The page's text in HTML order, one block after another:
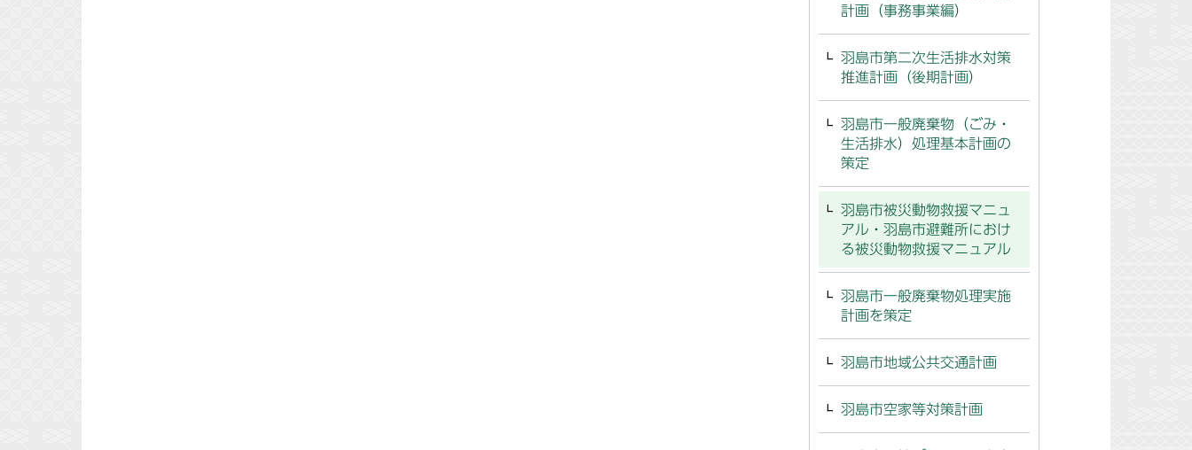
計画（事務事業編）
羽島市第二次生活排水対策
推進計画（後期計画）
羽島市一般廃棄物（ごみ・
生活排水）処理基本計画の
策定
羽島市被災動物救援マニュ
アル・羽島市避難所におけ
る被災動物救援マニュアル
羽島市一般廃棄物処理実施
計画を策定
羽島市地域公共交通計画
羽島市空家等対策計画